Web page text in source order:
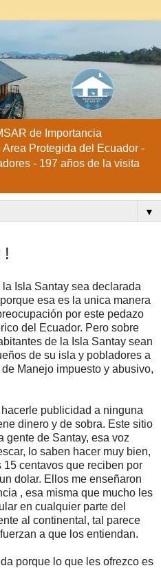
de Importancia
Area Protegida del Ecuador -
- 197 años de la visita
▼
!
Isla Santay sea declarada
esa es la unica manera
por este pedazo
del Ecuador. Pero sobre
de la Isla Santay sean
de su isla y pobladores a
Manejo impuesto y abusivo,
publicidad a ninguna
dinero y de sobra. Este sitio
gente de Santay, esa voz
lo saben hacer muy bien,
centavos que reciben por
dolar. Ellos me enseñaron
, esa misma que mucho les
en cualquier parte del
al continental, tal parece
a que los entiendan.
porque lo que les ofrezco es